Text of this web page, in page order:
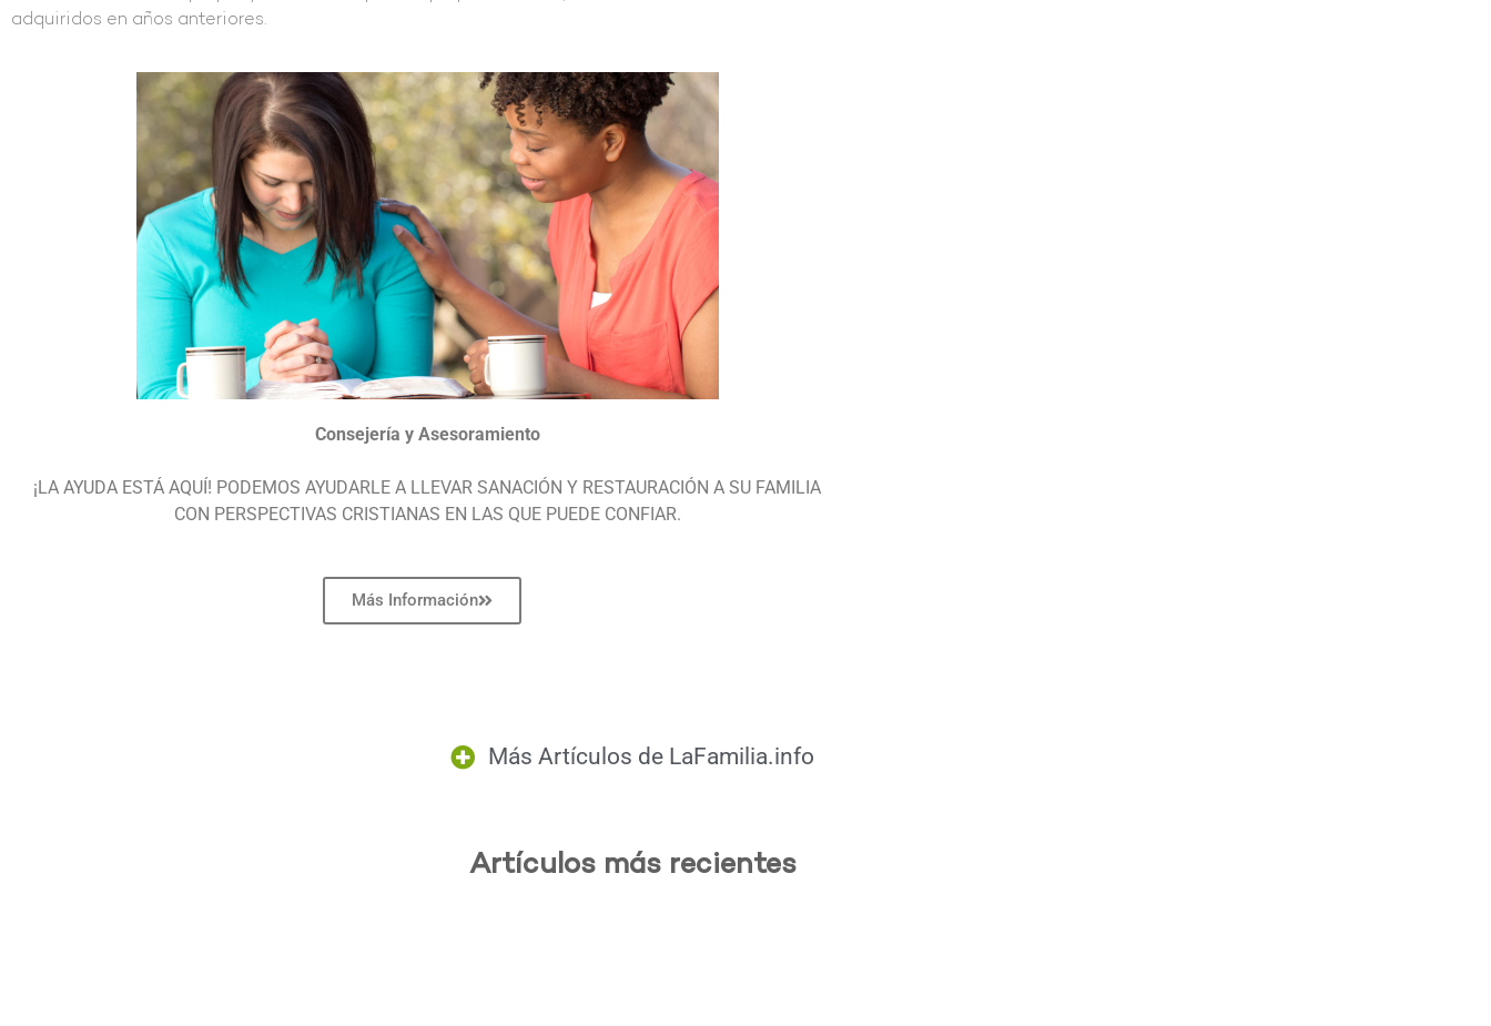
adquiridos en años anteriores.
Consejería y Asesoramiento
¡LA AYUDA ESTÁ AQUÍ! PODEMOS AYUDARLE A LLEVAR SANACIÓN Y RESTAURACIÓN A SU FAMILIA
CON PERSPECTIVAS CRISTIANAS EN LAS QUE PUEDE CONFIAR.
Más Información
Más Artículos de LaFamilia.info
Artículos más recientes